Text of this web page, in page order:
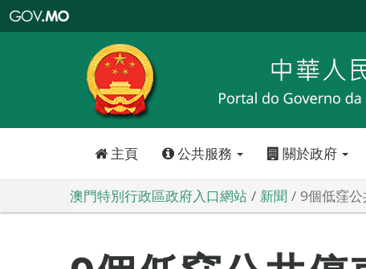
特
政
區
政
口
主頁 公共服務 關於政府
澳門特別行政區政府入口網站 新聞 9個低窪